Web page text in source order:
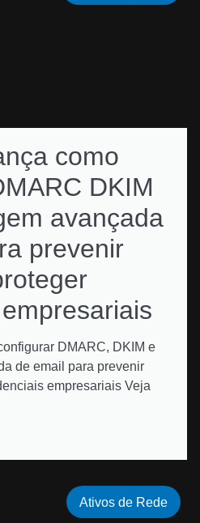
como
DKIM
avançada
prevenir
DMARC, DKIM e
de email para prevenir
empresariais Veja
Ativos de Rede